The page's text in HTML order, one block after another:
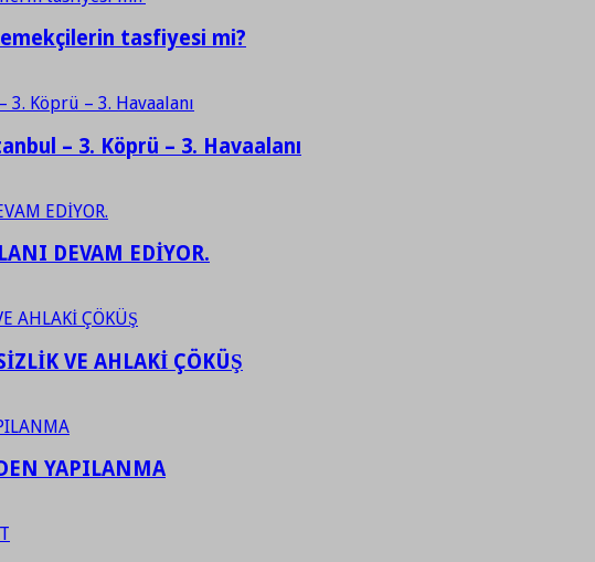
emekçilerin tasfiyesi mi?
– 3. Köprü – 3. Havaalanı
DEVAM EDİYOR.
VE AHLAKİ ÇÖKÜŞ
YAPILANMA